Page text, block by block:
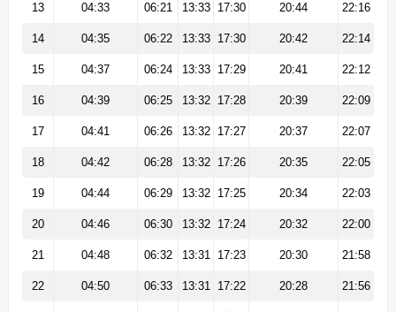
13 04:33 06:21 13:33 17:30 20:44 22:16
14 04:35 06:22 13:33 17:30 20:42 22:14
15 04:37 06:24 13:33 17:29 20:41 22:12
16 04:39 06:25 13:32 17:28 20:39 22:09
17 04:41 06:26 13:32 17:27 20:37 22:07
18 04:42 06:28 13:32 17:26 20:35 22:05
19 04:44 06:29 13:32 17:25 20:34 22:03
20 04:46 06:30 13:32 17:24 20:32 22:00
21 04:48 06:32 13:31 17:23 20:30 21:58
22 04:50 06:33 13:31 17:22 20:28 21:56